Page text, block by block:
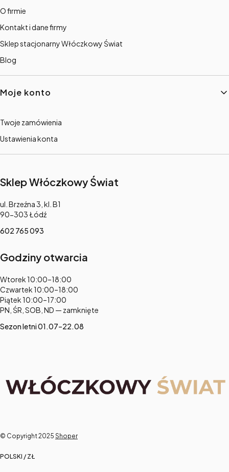
O firmie
Kontakt i dane firmy
Sklep stacjonarny Włóczkowy Świat
Blog
Moje konto
Twoje zamówienia
Ustawienia konta
Sklep Włóczkowy Świat
Adres:
ul. Brzeźna 3, kl. B1
90-303 Łódź
602 765 093
Godziny otwarcia
Adres:
Wtorek 10:00–18:00
Czwartek 10:00–18:00
Piątek 10:00–17:00
PN, ŚR, SOB, ND — zamknięte
Sezon letni 01.07–22.08
© Copyright 2025 Shoper
POLSKI / ZŁ